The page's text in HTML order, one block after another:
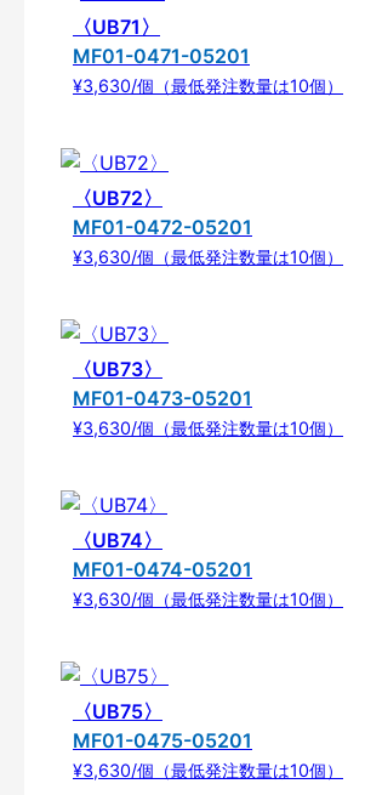
〈UB71〉
MF01-0471-05201
¥3,630/個（最低発注数量は10個）
〈UB72〉
MF01-0472-05201
¥3,630/個（最低発注数量は10個）
〈UB73〉
MF01-0473-05201
¥3,630/個（最低発注数量は10個）
〈UB74〉
MF01-0474-05201
¥3,630/個（最低発注数量は10個）
〈UB75〉
MF01-0475-05201
¥3,630/個（最低発注数量は10個）